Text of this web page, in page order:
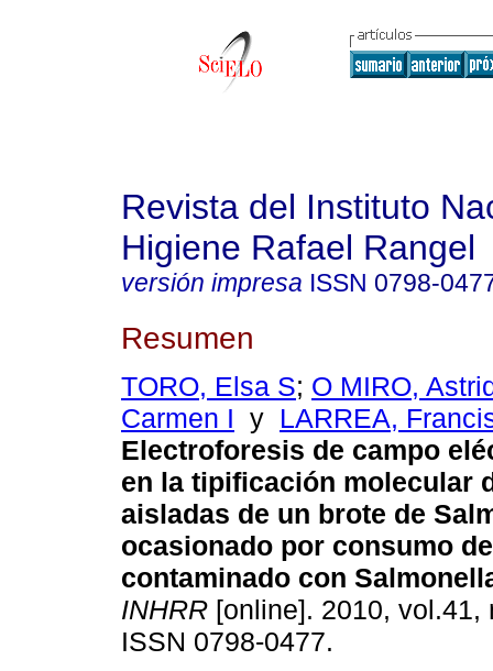
Revista del Instituto
Higiene Rafael Rangel
versión impresa ISSN 0798-
Resumen
TORO, Elsa S; O MIRO,
Carmen I y LARREA,
Electroforesis de campo
en la tipificación molecular
aisladas de un brote de
ocasionado por consumo
contaminado con
INHRR [online]. 2010, vol.41,
ISSN 0798-0477.